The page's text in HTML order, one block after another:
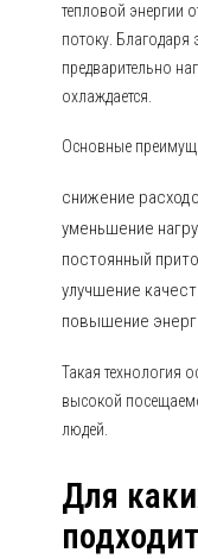
тепловой энергии
потоку.
предварительно
охлаждается.
Основные
снижение
уменьшение
постоянный
улучшение
повышение
Такая технология
высокой
людей.
Для